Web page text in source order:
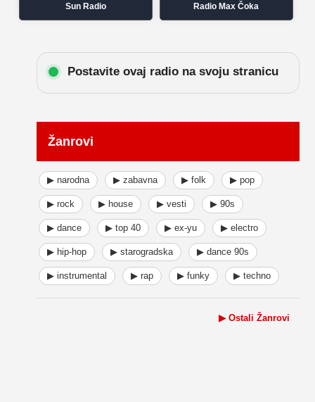
Sun Radio Radio Max Čoka
Postavite ovaj radio na svoju stranicu
Žanrovi
▶ narodna ▶ zabavna ▶ folk ▶ pop
▶ rock ▶ house ▶ vesti ▶ 90s
▶ dance ▶ top 40 ▶ ex-yu ▶ electro
▶ hip-hop ▶ starogradska ▶ dance 90s
▶ instrumental ▶ rap ▶ funky ▶ techno
▶ Ostali Žanrovi